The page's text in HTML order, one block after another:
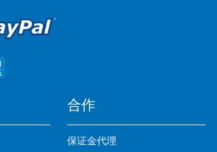
合作
保证金代理